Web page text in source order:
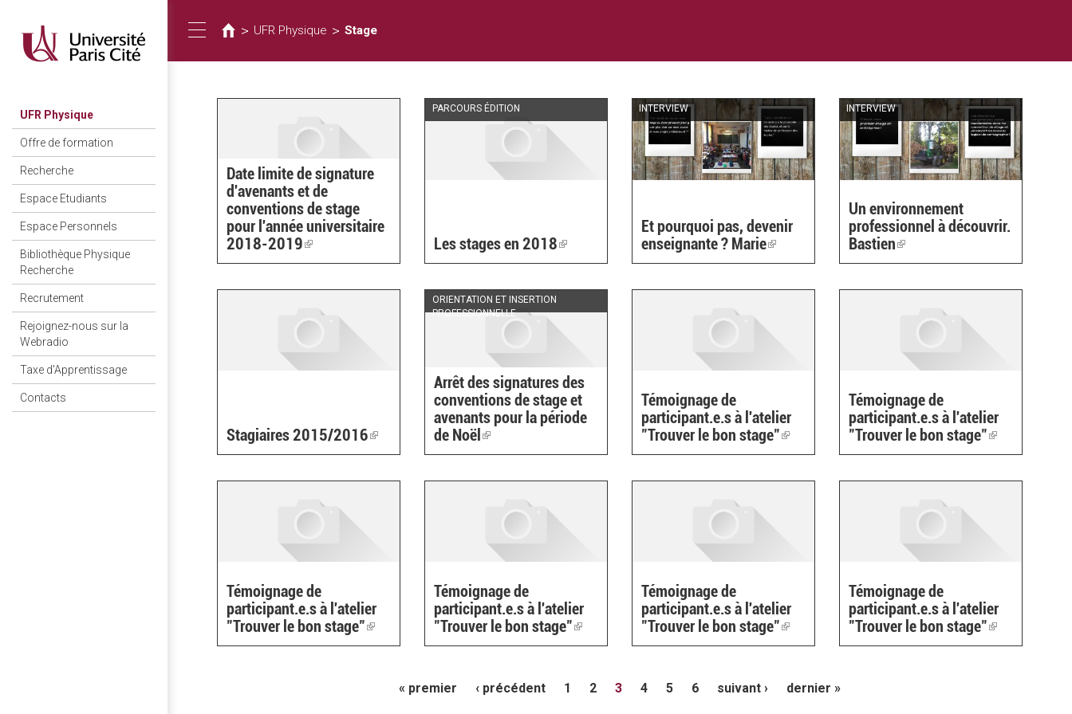
contenido
principal
UFR Physique
Offre de formation
Recherche
Espace Etudiants
Espace Personnels
Bibliothèque Physique
Recherche
Recrutement
Rejoignez-nous sur la
Webradio
Taxe d'Apprentissage
Contacts
Toggle
navigation
está
aquí
> UFR Physique > Stage
Date limite de signature
d'avenants et de
conventions de stage
pour l'année universitaire
2018-2019(link
is
PARCOURS ÉDITION
Les stages en 2018(link
is
INTERVIEW
Et pourquoi pas, devenir
enseignante ? Marie(link
is
INTERVIEW
Un environnement
professionnel à découvrir.
Bastien(link
is
Stagiaires 2015/2016(link
is
ORIENTATION ET INSERTION
PROFESSIONNELLE
Arrêt des signatures des
conventions de stage et
avenants pour la période
de Noël (link
is
Témoignage de
participant.e.s à l'atelier
"Trouver le bon stage"(link
is
Témoignage de
participant.e.s à l'atelier
"Trouver le bon stage"(link
is
Témoignage de
participant.e.s à l'atelier
"Trouver le bon stage"(link
is
Témoignage de
participant.e.s à l'atelier
"Trouver le bon stage"(link
is
Témoignage de
participant.e.s à l'atelier
"Trouver le bon stage"(link
is
Témoignage de
participant.e.s à l'atelier
"Trouver le bon stage"(link
is
« premier ‹ précédent 1 2 3 4 5 6 suivant › dernier »